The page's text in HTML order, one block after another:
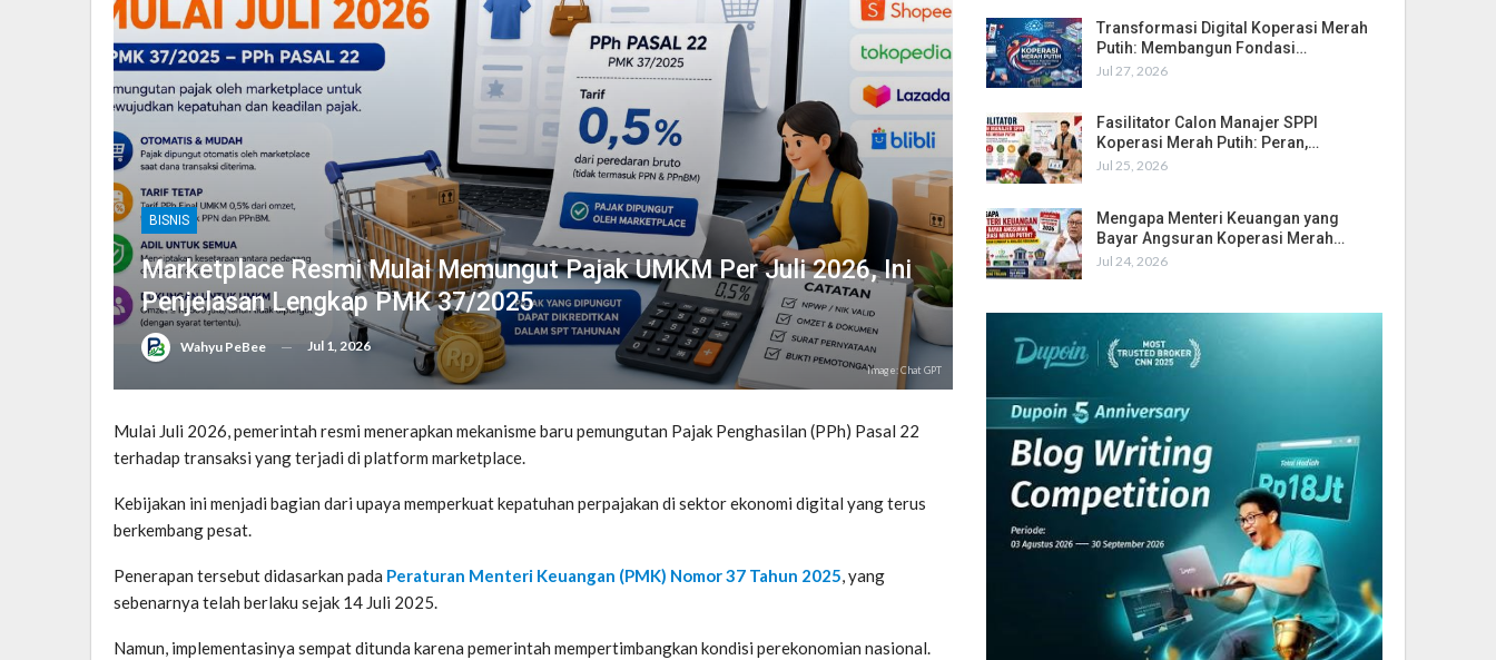
BISNIS
Marketplace Resmi Mulai Memungut Pajak UMKM Per Juli 2026, Ini
Penjelasan Lengkap PMK 37/2025
Wahyu PeBee Jul 1, 2026
Image: Chat GPT
Mulai Juli 2026, pemerintah resmi menerapkan mekanisme baru pemungutan Pajak Penghasilan (PPh) Pasal 22
terhadap transaksi yang terjadi di platform marketplace.
Kebijakan ini menjadi bagian dari upaya memperkuat kepatuhan perpajakan di sektor ekonomi digital yang terus
berkembang pesat.
Penerapan tersebut didasarkan pada Peraturan Menteri Keuangan (PMK) Nomor 37 Tahun 2025, yang
sebenarnya telah berlaku sejak 14 Juli 2025.
Namun, implementasinya sempat ditunda karena pemerintah mempertimbangkan kondisi perekonomian nasional.
Transformasi Digital Koperasi Merah
Putih: Membangun Fondasi…
Jul 27, 2026
Fasilitator Calon Manajer SPPI
Koperasi Merah Putih: Peran,…
Jul 25, 2026
Mengapa Menteri Keuangan yang
Bayar Angsuran Koperasi Merah…
Jul 24, 2026